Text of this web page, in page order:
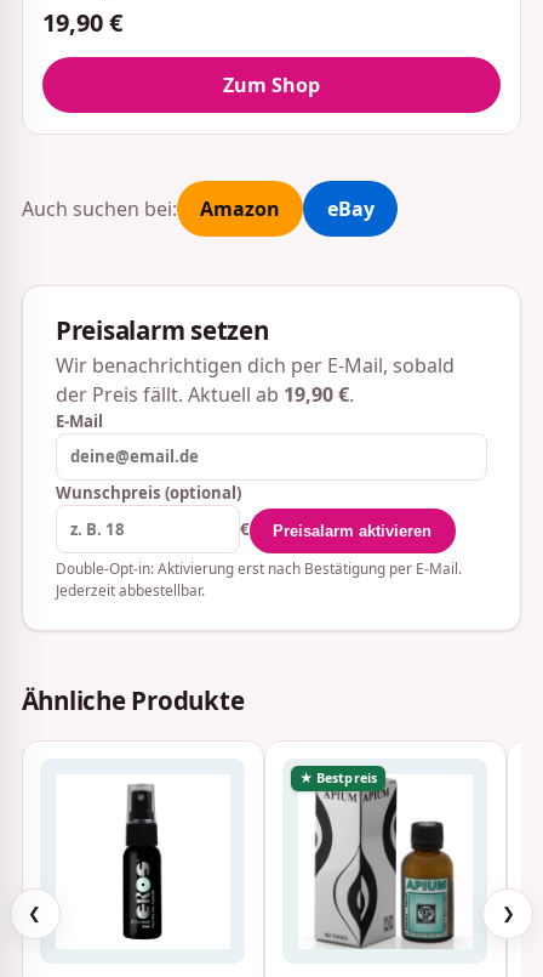
19,90 €
Zum Shop
Auch suchen bei: Amazon eBay
Preisalarm setzen
Wir benachrichtigen dich per E-Mail, sobald
der Preis fällt. Aktuell ab 19,90 €.
E-Mail
Wunschpreis (optional)
€
Preisalarm aktivieren
Double-Opt-in: Aktivierung erst nach Bestätigung per E-Mail.
Jederzeit abbestellbar.
Ähnliche Produkte
❮
★ Bestpreis
❯